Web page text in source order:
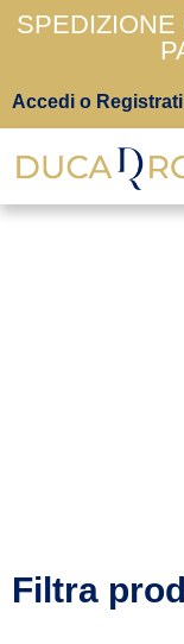
SPEDIZIONE
Accedi o Registrati
Filtra